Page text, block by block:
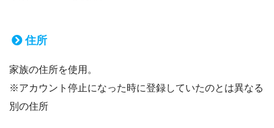
住所
家族の住所を使用。
※アカウント停止になった時に登録していたのとは異なる
別の住所